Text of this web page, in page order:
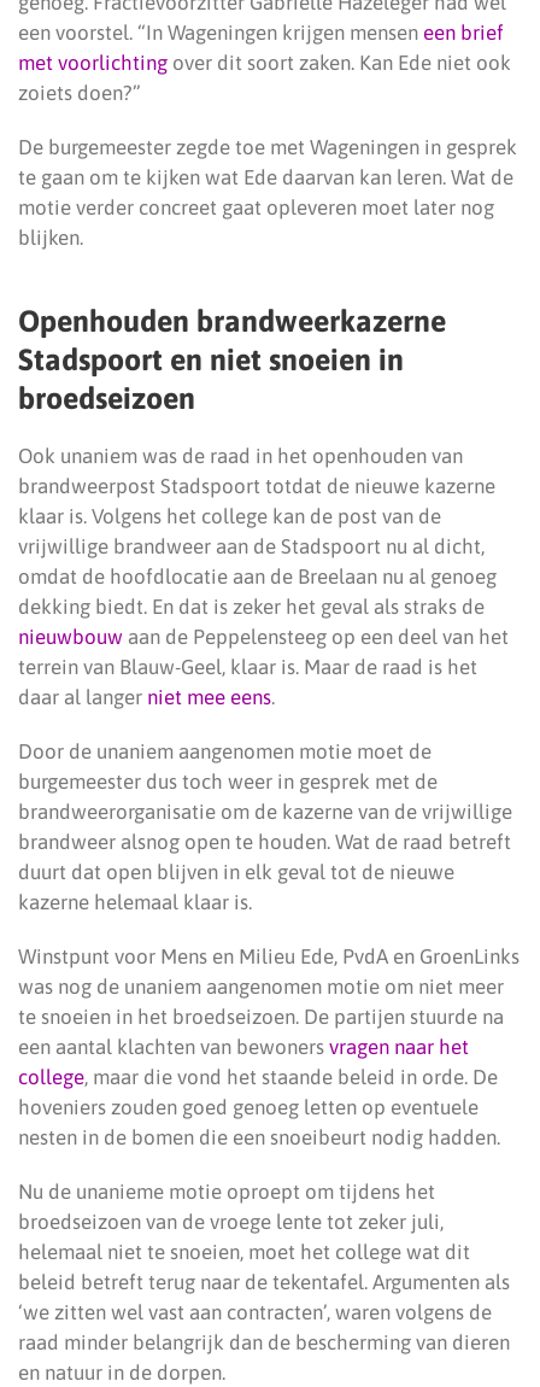
een voorstel. “In Wageningen krijgen mensen een brief
met voorlichting over dit soort zaken. Kan Ede niet ook
zoiets doen?”
De burgemeester zegde toe met Wageningen in gesprek
te gaan om te kijken wat Ede daarvan kan leren. Wat de
motie verder concreet gaat opleveren moet later nog
blijken.
Openhouden brandweerkazerne
Stadspoort en niet snoeien in
broedseizoen
Ook unaniem was de raad in het openhouden van
brandweerpost Stadspoort totdat de nieuwe kazerne
klaar is. Volgens het college kan de post van de
vrijwillige brandweer aan de Stadspoort nu al dicht,
omdat de hoofdlocatie aan de Breelaan nu al genoeg
dekking biedt. En dat is zeker het geval als straks de
nieuwbouw aan de Peppelensteeg op een deel van het
terrein van Blauw-Geel, klaar is. Maar de raad is het
daar al langer niet mee eens.
Door de unaniem aangenomen motie moet de
burgemeester dus toch weer in gesprek met de
brandweerorganisatie om de kazerne van de vrijwillige
brandweer alsnog open te houden. Wat de raad betreft
duurt dat open blijven in elk geval tot de nieuwe
kazerne helemaal klaar is.
Winstpunt voor Mens en Milieu Ede, PvdA en GroenLinks
was nog de unaniem aangenomen motie om niet meer
te snoeien in het broedseizoen. De partijen stuurde na
een aantal klachten van bewoners vragen naar het
college, maar die vond het staande beleid in orde. De
hoveniers zouden goed genoeg letten op eventuele
nesten in de bomen die een snoeibeurt nodig hadden.
Nu de unanieme motie oproept om tijdens het
broedseizoen van de vroege lente tot zeker juli,
helemaal niet te snoeien, moet het college wat dit
beleid betreft terug naar de tekentafel. Argumenten als
‘we zitten wel vast aan contracten’, waren volgens de
raad minder belangrijk dan de bescherming van dieren
en natuur in de dorpen.